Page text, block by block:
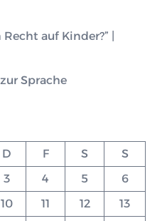
auf Kinder?” |
Sprache
D F S
S
3 4 5
6
10 11 12
13